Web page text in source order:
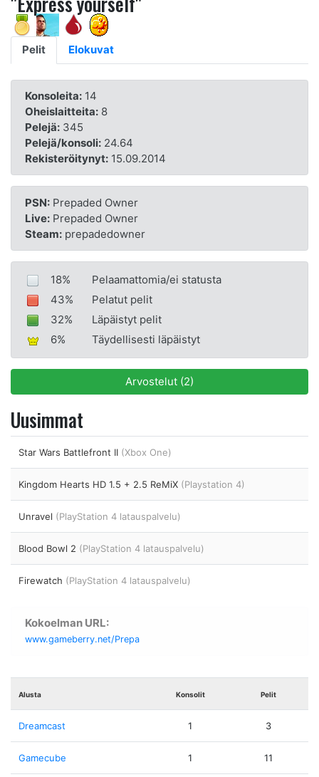
Pelit Elokuvat
Konsoleita:14
Oheislaitteita:8
Pelejä:345
Pelejä/konsoli:24.64
Rekisteröitynyt:15.09.2014
PSN:Prepaded Owner
Live:Prepaded Owner
Steam:prepadedowner
18%
Pelaamattomia/ei statusta
43%
Pelatut pelit
32%
Läpäistyt pelit
6%
Täydellisesti läpäistyt
Arvostelut (2)
Uusimmat
Star Wars Battlefront II (Xbox One)
Kingdom Hearts HD 1.5 + 2.5 ReMiX (Playstation 4)
Unravel (PlayStation 4 latauspalvelu)
Blood Bowl 2 (PlayStation 4 latauspalvelu)
Firewatch (PlayStation 4 latauspalvelu)
Kokoelman URL:
www.gameberry.net/Prepa
Alusta Konsolit Pelit
Dreamcast 1 3
Gamecube 1 11